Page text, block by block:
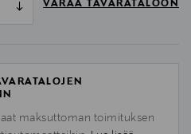
VARAA TAVARATALOON
maksuttoman toimituksen